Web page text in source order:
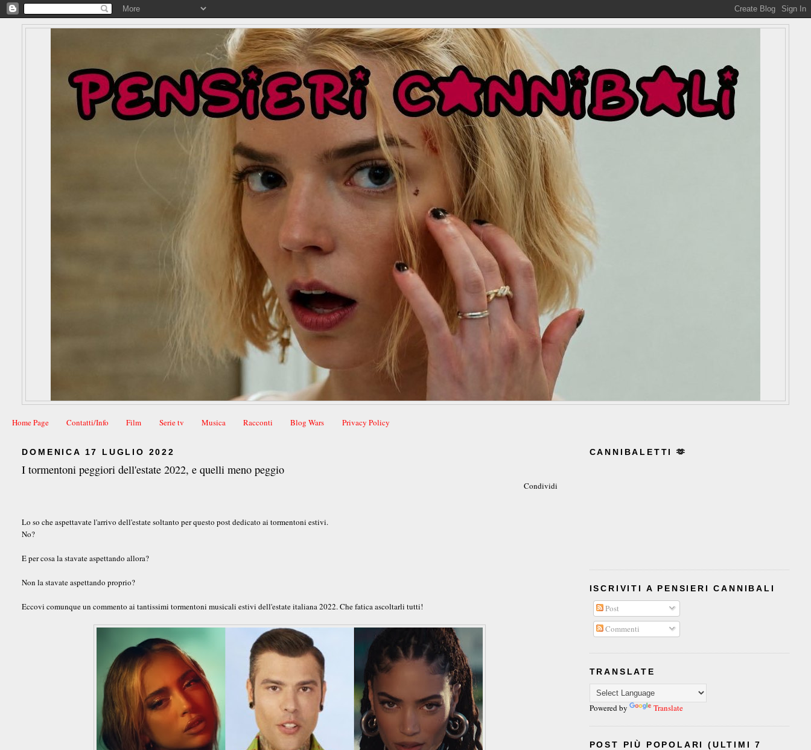
Home Page Contatti/Info Film Serie tv Musica Racconti Blog Wars Privacy Policy
DOMENICA 17 LUGLIO 2022
I tormentoni peggiori dell'estate 2022, e quelli meno peggio
Condividi
Lo so che aspettavate l'arrivo dell'estate soltanto per questo post dedicato ai tormentoni estivi.
No?
E per cosa la stavate aspettando allora?
Non la stavate aspettando proprio?
Eccovi comunque un commento ai tantissimi tormentoni musicali estivi dell'estate italiana 2022. Che fatica ascoltarli tutti!
CANNIBALETTI 🫶
ISCRIVITI A PENSIERI CANNIBALI
Post
Commenti
TRANSLATE
Powered by Translate
POST PIÙ POPOLARI (ULTIMI 7